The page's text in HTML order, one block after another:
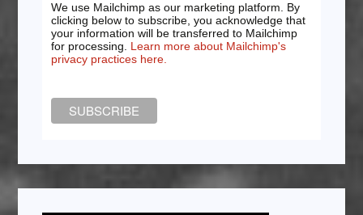
We use Mailchimp as our marketing platform. By
clicking below to subscribe, you acknowledge that
your information will be transferred to Mailchimp
for processing. Learn more about Mailchimp's
privacy practices here.